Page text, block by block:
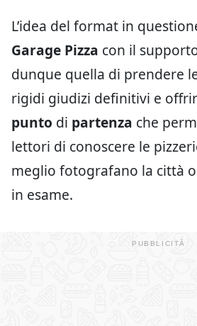
L’idea del format in
Garage Pizza con il
dunque quella di prendere
rigidi giudizi definitivi e
punto di partenza che
lettori di conoscere le
meglio fotografano la città
in esame.